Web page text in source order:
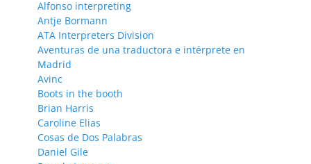
Alfonso interpreting
Antje Bormann
ATA Interpreters Division
Aventuras de una traductora e intérprete en
Madrid
Avinc
Boots in the booth
Brian Harris
Caroline Elias
Cosas de Dos Palabras
Daniel Gile